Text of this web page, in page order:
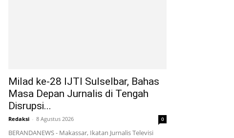
Milad ke-28 IJTI Sulselbar, Bahas
Masa Depan Jurnalis di Tengah
Disrupsi...
Redaksi - 8 Agustus 2026 0
BERANDANEWS - Makassar, Ikatan Jurnalis Televisi